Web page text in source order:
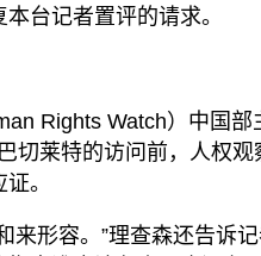
台记者置评的请求。
Rights Watch）中国部
切莱特的访问前，人权
。
形容。”理查森还告诉